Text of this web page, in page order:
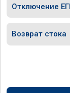
Отключение
Возврат стока